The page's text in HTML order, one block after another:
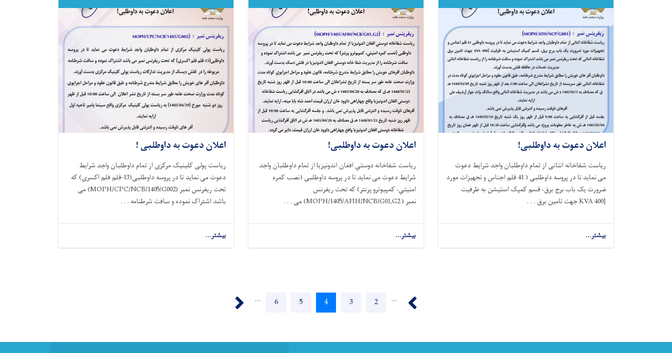
اعلان دعوت به داوطلبی!
ریاست شقاخانه انتانی از تمام داوطلبان واجد شرایط دعوت
می نماید تا در پروسه داوطلبی ( 41 قلم اجناس و تجهیزات مورد
ضرورت یک باب برج برق، قسم کمپک استیشن به ظرفیت
{400
KVAجهت تامین برق . . .
بیشتر...
اعلان
اعلان دعوت به داوطلبی!
ریاست شفاخانه دوستي افغان اندونیزیا از تمام داوطلبان واجد
شرایط دعوت می نماید تا در پروسه داوطلبی (نصب کمره
امنیتي، کمپیوترو پرنتر) که تحت ریفرنس
نمبر(MOPH/1405/AFIH/NCB/G01,G2 )می . . .
بیشتر...
اعلان
اعلان دعوت به داوطلبی !
ریاست پولی کلینیک مرکزی از تمام داوطلبان واجد شرایط
دعوت می نماید تا در پروسه داوطلبی(13-قلم فلم اکسری) که
تحت ریفرنس نمبر(MOPH/CPC/NCB/1405/G002)می
باشد اشتراک نموده و سافت شرطنامه . . .
بیشتر...
اعلان
Pagination
…
Page
2
Page
3
Current
4
Page
5
Page
6
…